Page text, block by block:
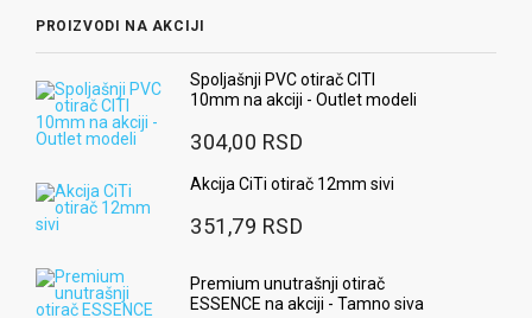
PROIZVODI NA AKCIJI
Spoljašnji PVC otirač CITI
10mm na akciji - Outlet modeli
304,00 RSD
Akcija CiTi otirač 12mm sivi
351,79 RSD
Premium unutrašnji otirač
ESSENCE na akciji - Tamno siva